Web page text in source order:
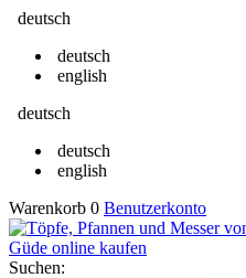
deutsch
deutsch
english
deutsch
deutsch
english
Warenkorb 0 Benutzerkonto
Suchen: